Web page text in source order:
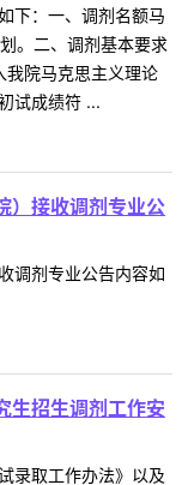
下：一、调剂名额马
。二、调剂基本要求
我院马克思主义理论
试成绩符 ...
）接收调剂专业公
调剂专业公告内容如
生招生调剂工作安
录取工作办法》以及